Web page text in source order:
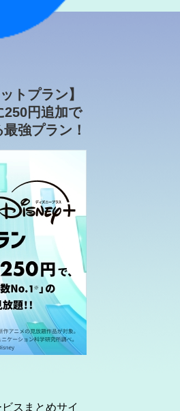
トプラン】
250円追加で
強プラン！
スまとめサイ